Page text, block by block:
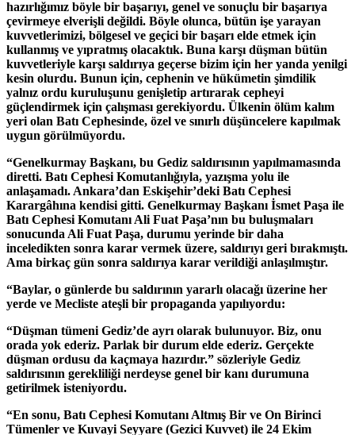
hazırlığımız böyle bir başarıyı, genel ve sonuçlu bir başarıya
çevirmeye elverişli değildi. Böyle olunca, bütün işe yarayan
kuvvetlerimizi, bölgesel ve geçici bir başarı elde etmek için
kullanmış ve yıpratmış olacaktık. Buna karşı düşman bütün
kuvvetleriyle karşı saldırıya geçerse bizim için her yanda yenilgi
kesin olurdu. Bunun için, cephenin ve hükümetin şimdilik
yalnız ordu kuruluşunu genişletip artırarak cepheyi
güçlendirmek için çalışması gerekiyordu. Ülkenin ölüm kalım
yeri olan Batı Cephesinde, özel ve sınırlı düşüncelere kapılmak
uygun görülmüyordu.
“Genelkurmay Başkanı, bu Gediz saldırısının yapılmamasında
diretti. Batı Cephesi Komutanlığıyla, yazışma yolu ile
anlaşamadı. Ankara’dan Eskişehir’deki Batı Cephesi
Karargâhına kendisi gitti. Genelkurmay Başkanı İsmet Paşa ile
Batı Cephesi Komutanı Ali Fuat Paşa’nın bu buluşmaları
sonucunda Ali Fuat Paşa, durumu yerinde bir daha
inceledikten sonra karar vermek üzere, saldırıyı geri bırakmıştı.
Ama birkaç gün sonra saldırıya karar verildiği anlaşılmıştır.
“Baylar, o günlerde bu saldırının yararlı olacağı üzerine her
yerde ve Mecliste ateşli bir propaganda yapılıyordu:
“Düşman tümeni Gediz’de ayrı olarak bulunuyor. Biz, onu
orada yok ederiz. Parlak bir durum elde ederiz. Gerçekte
düşman ordusu da kaçmaya hazırdır.” sözleriyle Gediz
saldırısının gerekliliği nerdeyse genel bir kanı durumuna
getirilmek isteniyordu.
“En sonu, Batı Cephesi Komutanı Altmış Bir ve On Birinci
Tümenler ve Kuvayi Seyyare (Gezici Kuvvet) ile 24 Ekim